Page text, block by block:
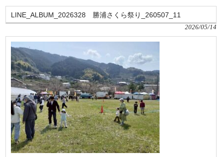
LINE_ALBUM_2026328 勝浦さくら祭り_260507_11
2026/05/14